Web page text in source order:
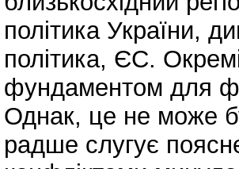
політика України,
політика, ЄС.
фундаментом для
Однак, це не може
радше слугує